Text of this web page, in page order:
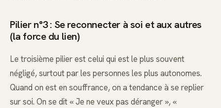
Pilier n°3 : Se reconnecter à soi et aux autres
(la force du lien)
Le troisième pilier est celui qui est le plus souvent
négligé, surtout par les personnes les plus autonomes.
Quand on est en souffrance, on a tendance à se replier
sur soi. On se dit « Je ne veux pas déranger », «